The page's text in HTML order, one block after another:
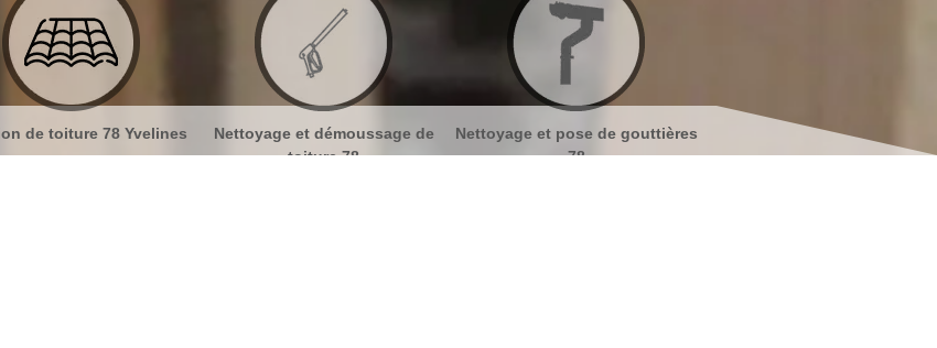
Nettoyage et démoussage de
toiture 78
Nettoyage et pose de gouttières
78
Nettoyage et ravalement de
façades 78
Peinture sur tuiles